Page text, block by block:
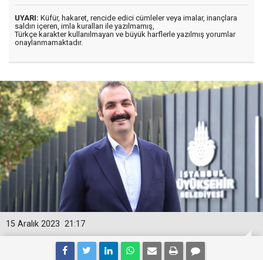
UYARI: Küfür, hakaret, rencide edici cümleler veya imalar, inançlara
saldırı içeren, imla kuralları ile yazılmamış,
Türkçe karakter kullanılmayan ve büyük harflerle yazılmış yorumlar
onaylanmamaktadır.
21:17
15 Aralık 2023